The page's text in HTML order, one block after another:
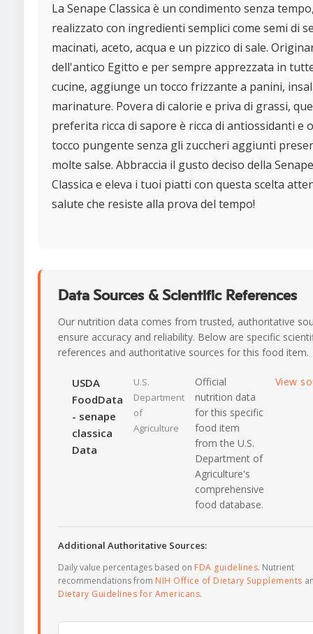
La Senape Classica è un condimento senza
realizzato con ingredienti semplici come semi di
macinati, aceto, acqua e un pizzico di sale.
dell'antico Egitto e per sempre apprezzata in
cucine, aggiunge un tocco frizzante a panini,
marinature. Povera di calorie e priva di grassi,
preferita ricca di sapore è ricca di antiossidanti e
tocco pungente senza gli zuccheri aggiunti
molte salse. Abbraccia il gusto deciso della Senape
Classica e eleva i tuoi piatti con questa scelta
salute che resiste alla prova del tempo!
Data Sources & Scientific References
Our nutrition data comes from trusted, authoritative
ensure accuracy and reliability. Below are specific
references and authoritative sources for this food item.
USDA
FoodData
- senape
classica
Data
U.S.
Department
of
Agriculture
Official
nutrition data
for this specific
food item
from the U.S.
Department of
Agriculture's
comprehensive
food database.
View
Additional Authoritative Sources:
Daily value percentages based on FDA guidelines. Nutrient
recommendations from NIH Office of Dietary Supplements
Dietary Guidelines for Americans.